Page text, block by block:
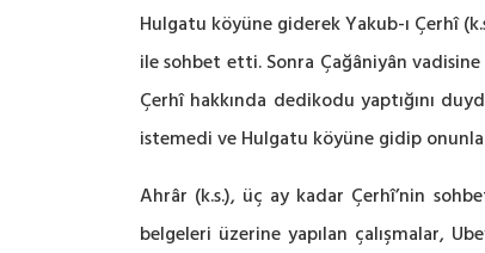
Hulgatu köyüne giderek Yakub-ı Çerhî
ile sohbet etti. Sonra Çağâniyân
Çerhî hakkında dedikodu yaptığını
istemedi ve Hulgatu köyüne gidip
Ahrâr (k.s.), üç ay kadar Çerhî’nin
belgeleri üzerine yapılan çalışmalar,